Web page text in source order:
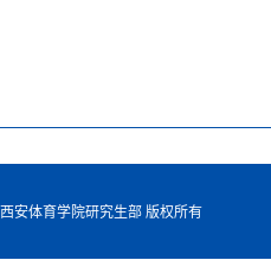
西安体育学院研究生部 版权所有